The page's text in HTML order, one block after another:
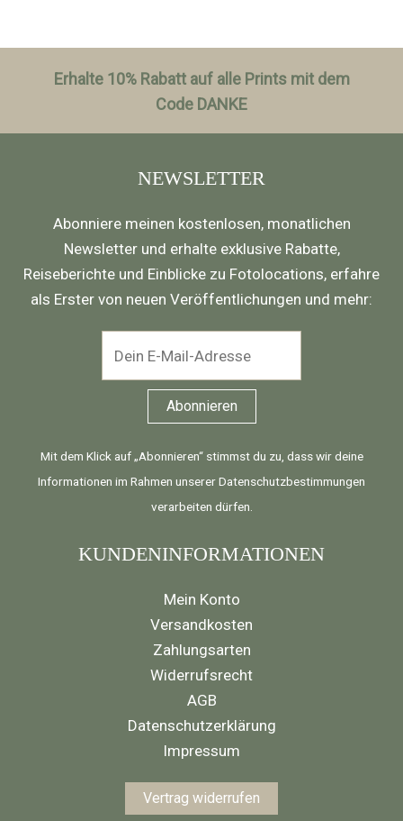
Erhalte 10% Rabatt auf alle Prints mit dem
Code DANKE
NEWSLETTER
Abonniere meinen kostenlosen, monatlichen
Newsletter und erhalte exklusive Rabatte,
Reiseberichte und Einblicke zu Fotolocations, erfahre
als Erster von neuen Veröffentlichungen und mehr:
Mit dem Klick auf „Abonnieren“ stimmst du zu, dass wir deine
Informationen im Rahmen unsererDatenschutzbestimmungen
verarbeiten dürfen.
KUNDENINFORMATIONEN
Mein Konto
Versandkosten
Zahlungsarten
Widerrufsrecht
AGB
Datenschutzerklärung
Impressum
Vertrag widerrufen